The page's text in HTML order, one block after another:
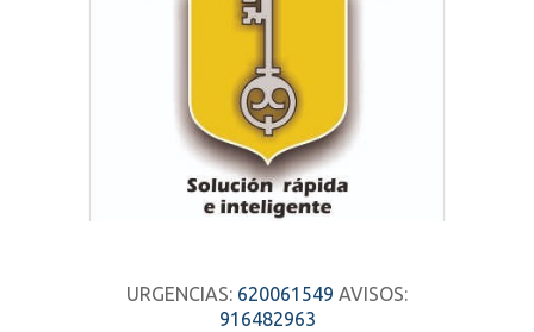
URGENCIAS: 620061549 AVISOS:
916482963